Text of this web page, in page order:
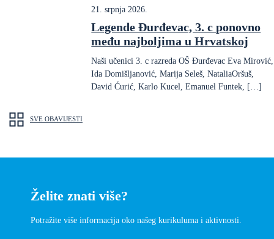
21. srpnja 2026.
Legende Đurđevac, 3. c ponovno
među najboljima u Hrvatskoj
Naši učenici 3. c razreda OŠ Đurđevac Eva Mirović,
Ida Domišljanović, Marija Seleš, NataliaOršuš,
David Ćurić, Karlo Kucel, Emanuel Funtek, […]
SVE OBAVIJESTI
Želite znati više?
Potražite više informacija oko našeg kurikuluma i aktivnosti.